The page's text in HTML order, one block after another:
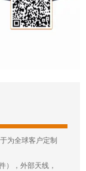
为全球客户定制
），外部天线，